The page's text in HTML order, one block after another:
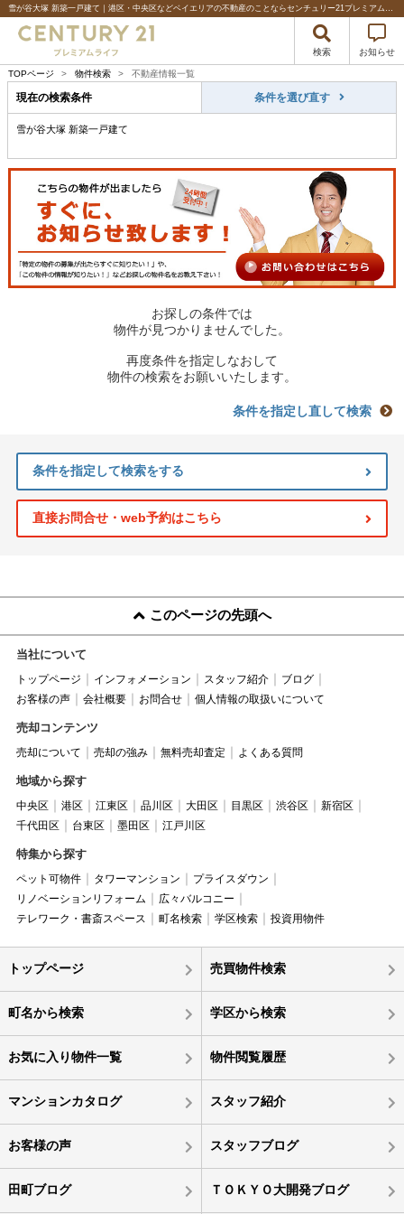
雪が谷大塚 新築一戸建て｜港区・中央区などベイエリアの不動産のことならセンチュリー21プレミアムライフ
検索 お知らせ
TOPページ > 物件検索 > 不動産情報一覧
現在の検索条件 条件を選び直す
雪が谷大塚 新築一戸建て
お探しの条件では
物件が見つかりませんでした。
再度条件を指定しなおして
物件の検索をお願いいたします。
条件を指定し直して検索
条件を指定して検索をする
直接お問合せ・web予約はこちら
このページの先頭へ
当社について
トップページ インフォメーション スタッフ紹介
ブログ
お客様の声
会社概要 お問合せ 個人情報の取扱いについて
売却コンテンツ
売却について 売却の強み 無料売却査定 よくある質問
地域から探す
中央区 港区 江東区 品川区 大田区 目黒区 渋谷区
新宿区
千代田区
台東区 墨田区 江戸川区
特集から探す
ペット可物件 タワーマンション
プライスダウン
リノベーションリフォーム
広々バルコニー
テレワーク・書斎スペース
町名検索 学区検索 投資用物件
トップページ 売買物件検索
町名から検索 学区から検索
お気に入り物件一覧 物件閲覧履歴
マンションカタログ スタッフ紹介
お客様の声 スタッフブログ
田町ブログ ＴＯＫＹＯ大開発ブログ